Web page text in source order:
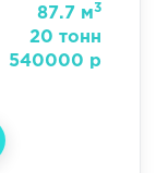
87.7 м3
20 тонн
540000 р